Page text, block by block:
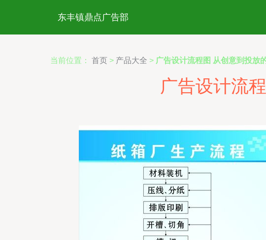
东丰镇鼎点广告部
当前位置： 首页 > 产品大全 > 广告设计流程图 从创意到投放
广告设计流